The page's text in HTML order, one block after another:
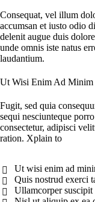
Сonsequat, vel illum
accumsan et iusto odio
delenit augue duis
unde omnis iste natus
laudantium.
Ut Wisi Enim Ad Minim
Fugit, sed quia
sequi nesciunteque
consectetur, adipisci
ration. Xplain to
Ut wisi enim ad
Quis nostrud exerci
Ullamcorper suscipit